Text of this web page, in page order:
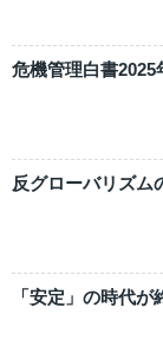
危機管理白書2025
反グローバリズム
「安定」の時代が